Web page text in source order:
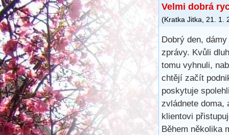
Velmi dobrá
(Kratka Jitka, 21. 1.
Dobrý den,
zprávy. Kvůli
tomu vyhnuli,
chtějí začít
poskytuje
zvládnete doma,
klientovi
Během několika